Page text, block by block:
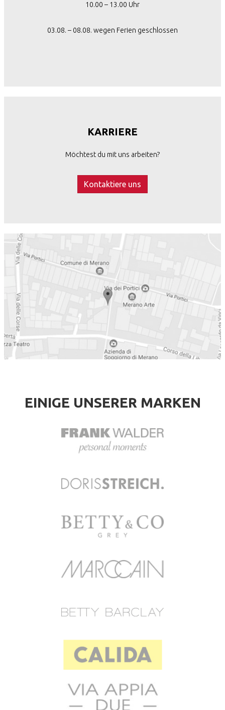
10.00 – 13.00 Uhr
03.08. – 08.08. wegen Ferien geschlossen
KARRIERE
Möchtest du mit uns arbeiten?
Kontaktiere uns
EINIGE UNSERER MARKEN